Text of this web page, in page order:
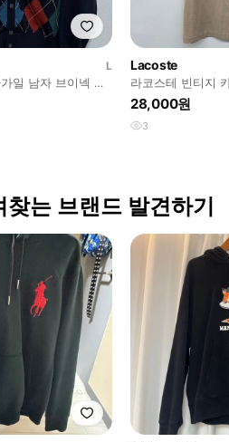
L
일 남자 브이넥 니
춘추복 L 100
Lacoste
라코스테 빈티지
용 L
28,000원
3
찾는 브랜드 발견하기